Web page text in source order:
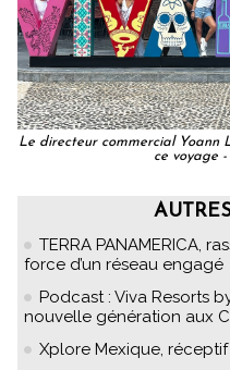
Le directeur commercial Yoann
ce voyage
TERRA PANAMERICA,
force d’un réseau engagé
Podcast : Viva Resorts
nouvelle génération aux
Xplore Mexique,